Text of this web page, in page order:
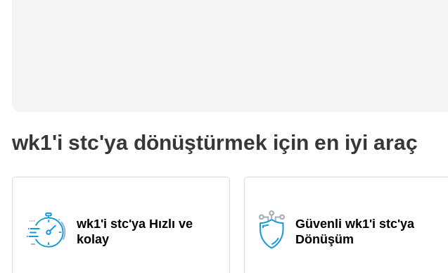
wk1'i stc'ya dönüştürmek için en iyi araç
wk1'i stc'ya Hızlı ve
kolay
Güvenli wk1'i stc'ya
Dönüşüm